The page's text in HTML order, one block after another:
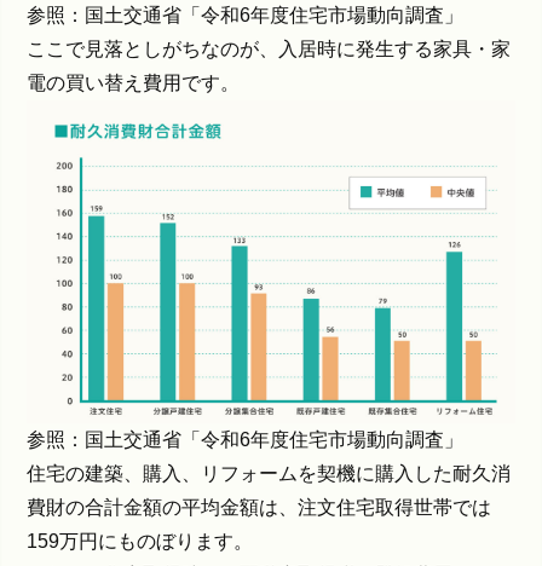
参照：国土交通省「令和6年度住宅市場動向調査 」
ここで見落としがちなのが、入居時に発生する家具・家
電の買い替え費用です。
参照：国土交通省「令和6年度住宅市場動向調査 」
住宅の建築、購入、リフォームを契機に購入した耐久消
費財の合計金額の平均金額は、注文住宅取得世帯では
159万円にものぼります。